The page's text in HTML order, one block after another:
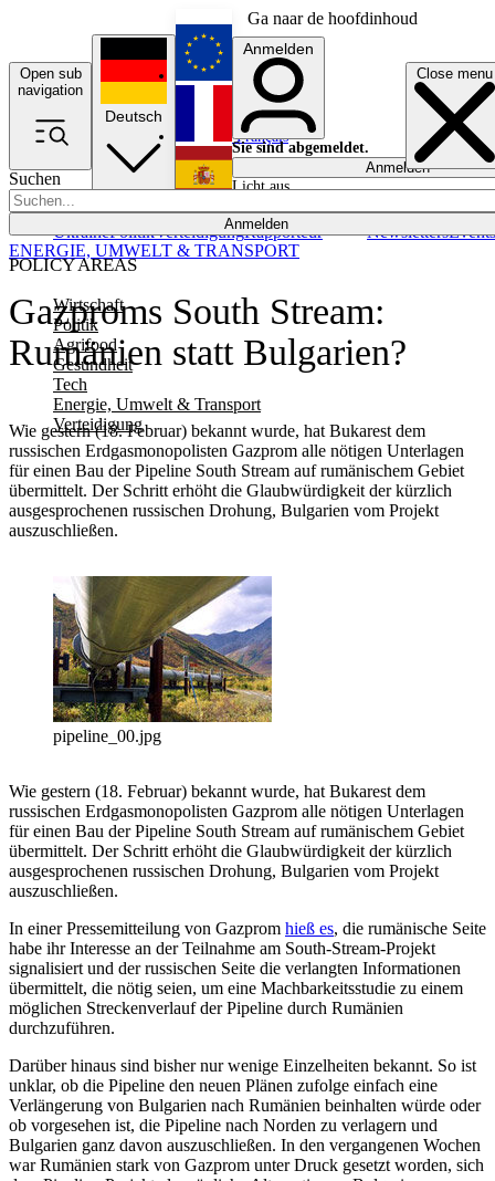
Ga naar de hoofdinhoud
Open sub
navigation
Close menu
Suchen
Anmelden
POLICY AREAS
Wirtschaft
Politik
Agrifood
Gesundheit
Tech
Energie, Umwelt & Transport
Verteidigung
UkrainePolitikVerteidigungRapporteur NewslettersEvents
Deutsch
English
Français
Anmelden
Sie sind abgemeldet.
Anmelden
Licht aus
Gazproms South Stream:
Rumänien statt Bulgarien?
Wie gestern (18. Februar) bekannt wurde, hat Bukarest dem
russischen Erdgasmonopolisten Gazprom alle nötigen Unterlagen
für einen Bau der Pipeline South Stream auf rumänischem Gebiet
übermittelt. Der Schritt erhöht die Glaubwürdigkeit der kürzlich
ausgesprochenen russischen Drohung, Bulgarien vom Projekt
auszuschließen.
ENERGIE, UMWELT & TRANSPORT
pipeline_00.jpg
Wie gestern (18. Februar) bekannt wurde, hat Bukarest dem
russischen Erdgasmonopolisten Gazprom alle nötigen Unterlagen
für einen Bau der Pipeline South Stream auf rumänischem Gebiet
übermittelt. Der Schritt erhöht die Glaubwürdigkeit der kürzlich
ausgesprochenen russischen Drohung, Bulgarien vom Projekt
auszuschließen.
In einer Pressemitteilung von Gazprom hieß es, die rumänische Seite
habe ihr Interesse an der Teilnahme am South-Stream-Projekt
signalisiert und der russischen Seite die verlangten Informationen
übermittelt, die nötig seien, um eine Machbarkeitsstudie zu einem
möglichen Streckenverlauf der Pipeline durch Rumänien
durchzuführen.
Darüber hinaus sind bisher nur wenige Einzelheiten bekannt. So ist
unklar, ob die Pipeline den neuen Plänen zufolge einfach eine
Verlängerung von Bulgarien nach Rumänien beinhalten würde oder
ob vorgesehen ist, die Pipeline nach Norden zu verlagern und
Bulgarien ganz davon auszuschließen. In den vergangenen Wochen
war Rumänien stark von Gazprom unter Druck gesetzt worden, sich